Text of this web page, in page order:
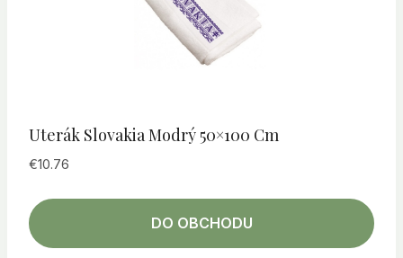
Uterák Slovakia Modrý 50×100 Cm
€10.76
DO OBCHODU